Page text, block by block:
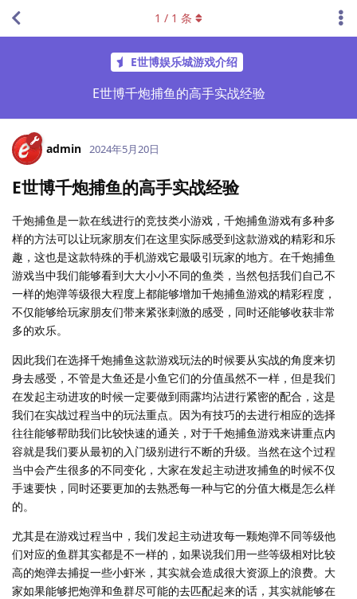
E世博娱乐城游戏介绍
E世博千炮捕鱼的高手实战经验
1 / 1 条
admin 2024年5月20日
E世博千炮捕鱼的高手实战经验
千炮捕鱼是一款在线进行的竞技类小游戏，千炮捕鱼游戏有多种多
样的方法可以让玩家朋友们在这里实际感受到这款游戏的精彩和乐
趣，这也是这款特殊的手机游戏它最吸引玩家的地方。在千炮捕鱼
游戏当中我们能够看到大大小小不同的鱼类，当然包括我们自己不
一样的炮弹等级很大程度上都能够增加千炮捕鱼游戏的精彩程度，
不仅能够给玩家朋友们带来紧张刺激的感受，同时还能够收获非常
多的欢乐。
因此我们在选择千炮捕鱼这款游戏玩法的时候要从实战的角度来切
身去感受，不管是大鱼还是小鱼它们的分值虽然不一样，但是我们
在发起主动进攻的时候一定要做到雨露均沾进行紧密的配合，这是
我们在实战过程当中的玩法重点。因为有技巧的去进行相应的选择
往往能够帮助我们比较快速的通关，对于千炮捕鱼游戏来讲重点内
容就是我们要从最初的入门级别进行不断的升级。当然在这个过程
当中会产生很多的不同变化，大家在发起主动进攻捕鱼的时候不仅
手速要快，同时还要更加的去熟悉每一种与它的分值大概是怎么样
的。
尤其是在游戏过程当中，我们发起主动进攻每一颗炮弹不同等级他
们对应的鱼群其实都是不一样的，如果说我们用一些等级相对比较
高的炮弹去捕捉一些小虾米，其实就会造成很大资源上的浪费。大
家如果能够把炮弹和鱼群尽可能的去匹配起来的话，其实就能够在